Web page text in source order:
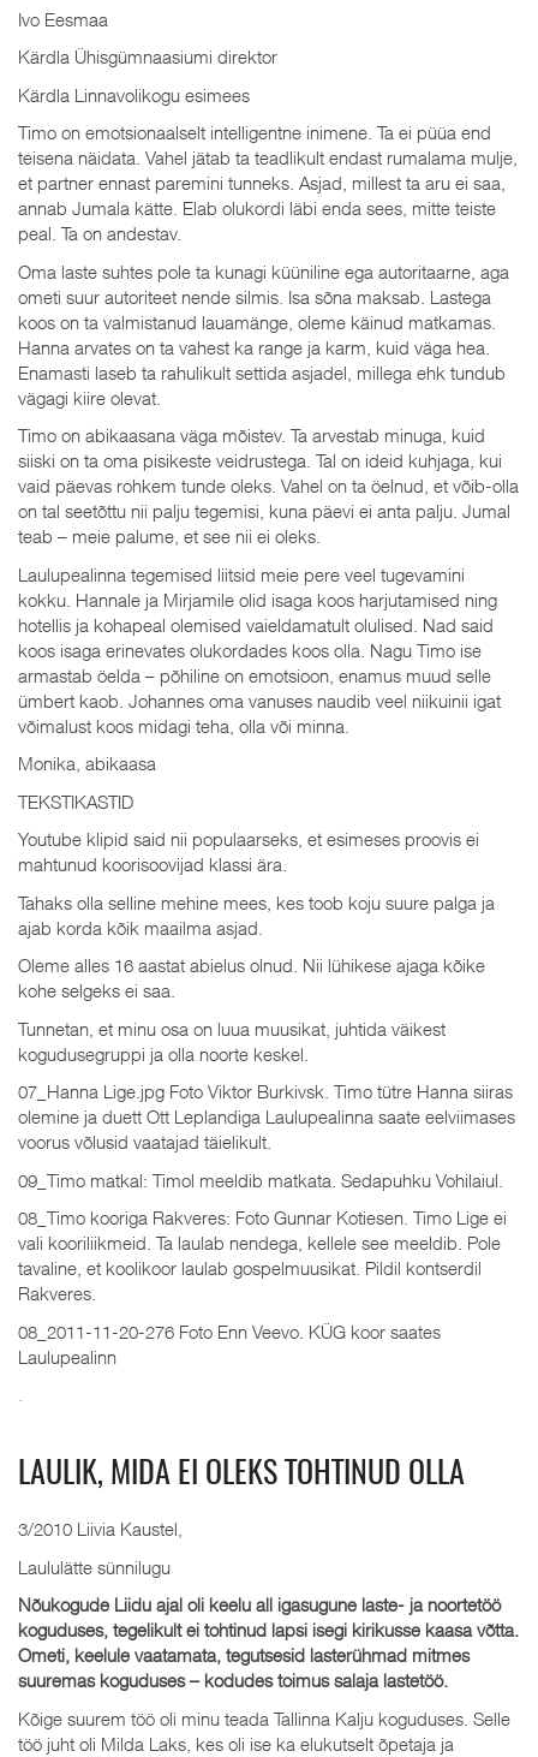
Ivo Eesmaa
Kärdla Ühisgümnaasiumi direktor
Kärdla Linnavolikogu esimees
Timo on emotsionaalselt intelligentne inimene. Ta ei püüa end
teisena näidata. Vahel jätab ta teadlikult endast rumalama mulje,
et partner ennast paremini tunneks. Asjad, millest ta aru ei saa,
annab Jumala kätte. Elab olukordi läbi enda sees, mitte teiste
peal. Ta on andestav.
Oma laste suhtes pole ta kunagi küüniline ega autoritaarne, aga
ometi suur autoriteet nende silmis. Isa sõna maksab. Lastega
koos on ta valmistanud lauamänge, oleme käinud matkamas.
Hanna arvates on ta vahest ka range ja karm, kuid väga hea.
Enamasti laseb ta rahulikult settida asjadel, millega ehk tundub
vägagi kiire olevat.
Timo on abikaasana väga mõistev. Ta arvestab minuga, kuid
siiski on ta oma pisikeste veidrustega. Tal on ideid kuhjaga, kui
vaid päevas rohkem tunde oleks. Vahel on ta öelnud, et võib-olla
on tal seetõttu nii palju tegemisi, kuna päevi ei anta palju. Jumal
teab – meie palume, et see nii ei oleks.
Laulupealinna tegemised liitsid meie pere veel tugevamini
kokku. Hannale ja Mirjamile olid isaga koos harjutamised ning
hotellis ja kohapeal olemised vaieldamatult olulised. Nad said
koos isaga erinevates olukordades koos olla. Nagu Timo ise
armastab öelda – põhiline on emotsioon, enamus muud selle
ümbert kaob. Johannes oma vanuses naudib veel niikuinii igat
võimalust koos midagi teha, olla või minna.
Monika, abikaasa
TEKSTIKASTID
Youtube klipid said nii populaarseks, et esimeses proovis ei
mahtunud koorisoovijad klassi ära.
Tahaks olla selline mehine mees, kes toob koju suure palga ja
ajab korda kõik maailma asjad.
Oleme alles 16 aastat abielus olnud. Nii lühikese ajaga kõike
kohe selgeks ei saa.
Tunnetan, et minu osa on luua muusikat, juhtida väikest
kogudusegruppi ja olla noorte keskel.
07_Hanna Lige.jpg Foto Viktor Burkivsk. Timo tütre Hanna siiras
olemine ja duett Ott Leplandiga Laulupealinna saate eelviimases
voorus võlusid vaatajad täielikult.
09_Timo matkal: Timol meeldib matkata. Sedapuhku Vohilaiul.
08_Timo kooriga Rakveres: Foto Gunnar Kotiesen. Timo Lige ei
vali kooriliikmeid. Ta laulab nendega, kellele see meeldib. Pole
tavaline, et koolikoor laulab gospelmuusikat. Pildil kontserdil
Rakveres.
08_2011-11-20-276 Foto Enn Veevo. KÜG koor saates
Laulupealinn
LAULIK, MIDA EI OLEKS TOHTINUD OLLA
3/2010 Liivia Kaustel,
Laululätte sünnilugu
Nõukogude Liidu ajal oli keelu all igasugune laste- ja noortetöö
koguduses, tegelikult ei tohtinud lapsi isegi kirikusse kaasa võtta.
Ometi, keelule vaatamata, tegutsesid lasterühmad mitmes
suuremas koguduses – kodudes toimus salaja lastetöö.
Kõige suurem töö oli minu teada Tallinna Kalju koguduses. Selle
töö juht oli Milda Laks, kes oli ise ka elukutselt õpetaja ja